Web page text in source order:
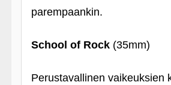
parempaankin.
School of Rock(35mm)
Perustavallinen vaikeuksien